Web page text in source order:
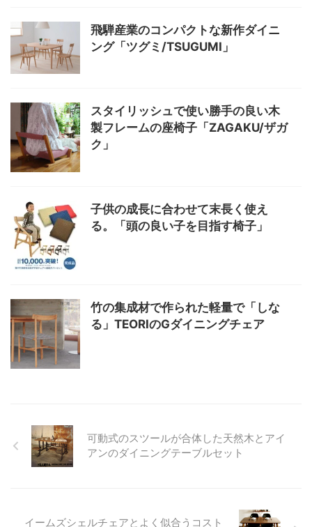
飛騨産業のコンパクトな新作ダイニ
ング「ツグミ/TSUGUMI」
スタイリッシュで使い勝手の良い木
製フレームの座椅子「ZAGAKU/ザガ
ク」
子供の成長に合わせて末長く使え
る。「頭の良い子を目指す椅子」
竹の集成材で作られた軽量で「しな
る」TEORIのGダイニングチェア
可動式のスツールが合体した天然木とアイ
アンのダイニングテーブルセット
イームズシェルチェアとよく似合うコスト